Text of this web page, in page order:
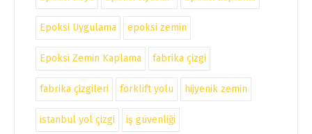
Epoksi Uygulama epoksi zemin
Epoksi Zemin Kaplama fabrika çizgi
fabrika çizgileri forklift yolu hijyenik zemin
istanbul yol çizgi iş güvenliği